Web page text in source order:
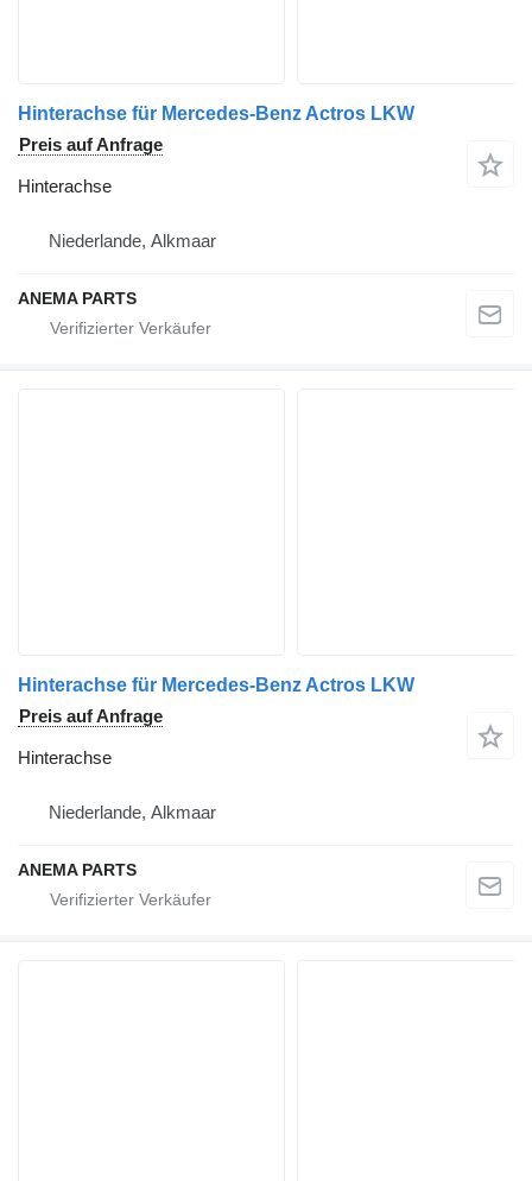
Hinterachse für Mercedes-Benz Actros LKW
Preis auf Anfrage
Hinterachse
Niederlande, Alkmaar
ANEMA PARTS
Hinterachse für Mercedes-Benz Actros LKW
Preis auf Anfrage
Hinterachse
Niederlande, Alkmaar
ANEMA PARTS